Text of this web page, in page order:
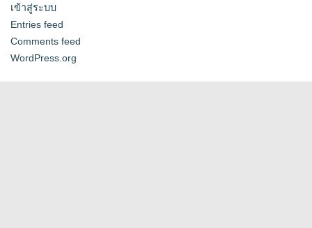
เข้าสู่ระบบ
Entries feed
Comments feed
WordPress.org